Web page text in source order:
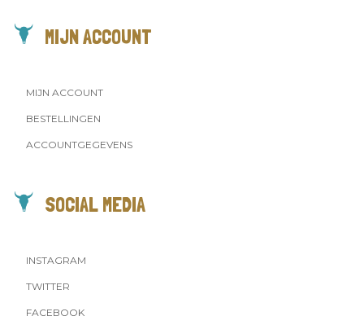
MIJN ACCOUNT
MIJN ACCOUNT
BESTELLINGEN
ACCOUNTGEGEVENS
SOCIAL MEDIA
INSTAGRAM
TWITTER
FACEBOOK